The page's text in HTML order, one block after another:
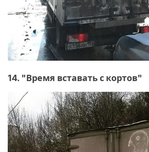
14. "Время вставать с кортов"